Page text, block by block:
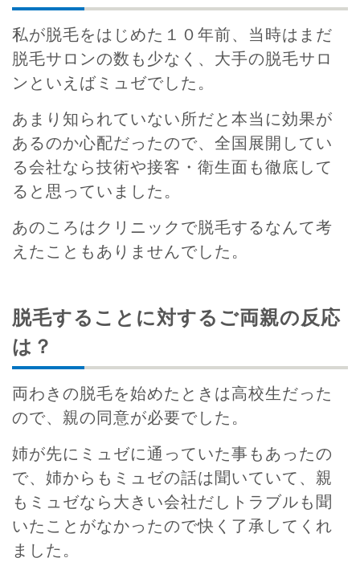
私が脱毛をはじめた１０年前、当時はまだ
脱毛サロンの数も少なく、大手の脱毛サロ
ンといえばミュゼでした。
あまり知られていない所だと本当に効果が
あるのか心配だったので、全国展開してい
る会社なら技術や接客・衛生面も徹底して
ると思っていました。
あのころはクリニックで脱毛するなんて考
えたこともありませんでした。
脱毛することに対するご両親の反応
は？
両わきの脱毛を始めたときは高校生だった
ので、親の同意が必要でした。
姉が先にミュゼに通っていた事もあったの
で、姉からもミュゼの話は聞いていて、親
もミュゼなら大きい会社だしトラブルも聞
いたことがなかったので快く了承してくれ
ました。